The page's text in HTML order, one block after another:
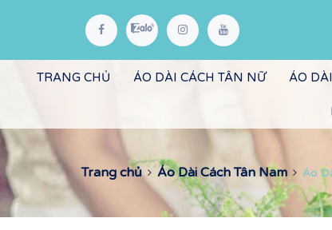
TRANG CHỦ ÁO DÀI CÁCH TÂN NỮ ÁO
Trang chủ Áo Dài Cách Tân Nam Áo